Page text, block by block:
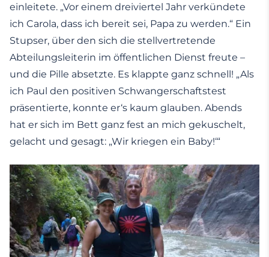
einleitete. „Vor einem dreiviertel Jahr verkündete
ich Carola, dass ich bereit sei, Papa zu werden.“ Ein
Stupser, über den sich die stellvertretende
Abteilungsleiterin im öffentlichen Dienst freute –
und die Pille absetzte. Es klappte ganz schnell! „Als
ich Paul den positiven Schwangerschaftstest
präsentierte, konnte er‘s kaum glauben. Abends
hat er sich im Bett ganz fest an mich gekuschelt,
gelacht und gesagt: „Wir kriegen ein Baby!‘“